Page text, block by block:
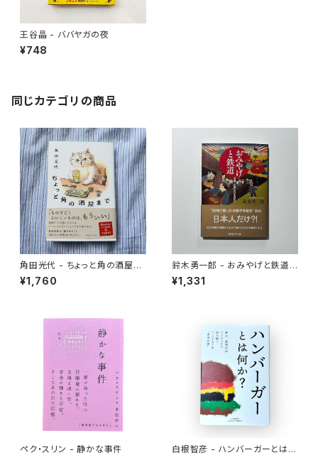
王谷晶 - ババヤガの夜
¥748
同じカテゴリの商品
角田光代 - ちょっと角の酒屋ま
で
¥1,760
鈴木勇一郎 - おみやげと鉄道
「名物」が語る日本近代史
¥1,331
ペク・スリン - 静かな事件
白根智彦 - ハンバーガーとは何